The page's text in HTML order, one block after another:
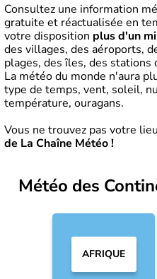
Consultez une information
gratuite et réactualisée en
votre disposition plus d'un
des villages, des aéroports,
plages, des îles, des stations
La météo du monde n'aura
type de temps, vent, soleil,
température, ouragans.
Vous ne trouvez pas votre
de La Chaîne Météo !
Météo des
AFRIQUE